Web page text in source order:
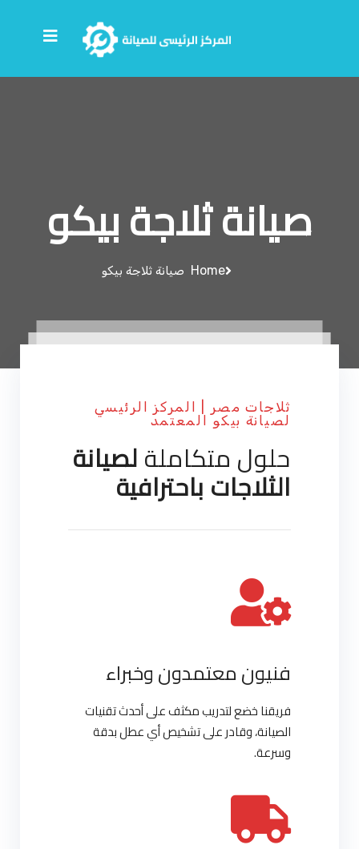
صيانة ثلاجة بيكو
Home صيانة ثلاجة بيكو
ثلاجات مصر | المركز الرئيسي
لصيانة بيكو المعتمد
حلول متكاملةلصيانة
الثلاجات باحترافية
فنيون معتمدون وخبراء
فريقنا خضع لتدريب مكثف على أحدث تقنيات
الصيانة، وقادر على تشخيص أي عطل بدقة
وسرعة.